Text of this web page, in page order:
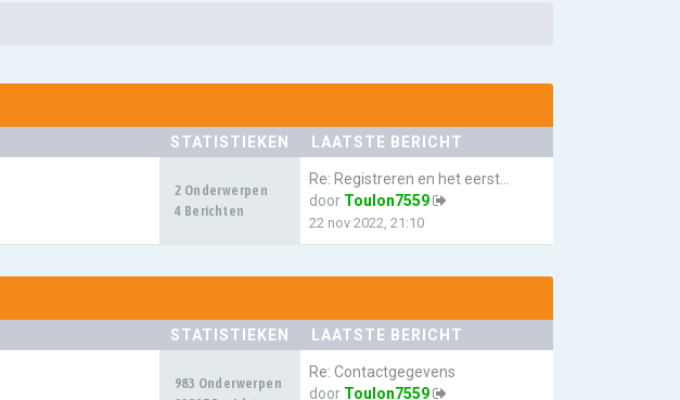
STATISTIEKEN LAATSTE BERICHT
2 Onderwerpen
4 Berichten
door Toulon7559
22 nov 2022, 21:10
STATISTIEKEN LAATSTE BERICHT
983 Onderwerpen
Re: Contactgegevens
door Toulon7559